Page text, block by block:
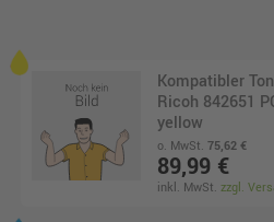
Kompatibler
Ricoh 842651
yellow
o. MwSt. 75,62 €
89,99 €
inkl. MwSt. zzgl.